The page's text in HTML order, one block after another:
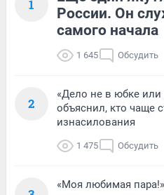
1
России. Он
самого начала
1 645 Обсудить
2
«Дело не в юбке
объяснил, кто чаще
изнасилования
1 475 Обсудить
«Моя любимая